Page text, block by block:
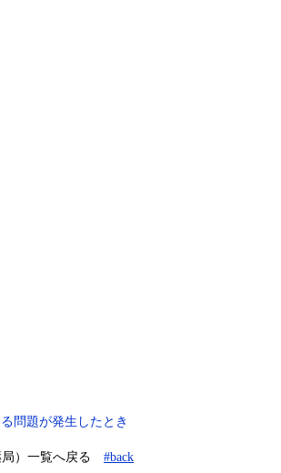
問題が発生したとき
局）一覧へ戻る #back